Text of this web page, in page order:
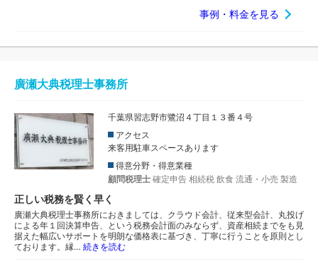
事例・料金を見る
廣瀬大典税理士事務所
千葉県習志野市鷺沼４丁目１３番４号
アクセス
来客用駐車スペースあります
得意分野・得意業種
顧問税理士 確定申告 相続税 飲食 流通・小売 製造
正しい税務を賢く早く
廣瀬大典税理士事務所におきましては、クラウド会計、従来型会計、丸投げ
による年１回決算申告、という税務会計面のみならず、資産相続までをも見
据えた幅広いサポートを明朗な価格表に基づき、丁寧に行うことを原則とし
ております。縁… 続きを読む